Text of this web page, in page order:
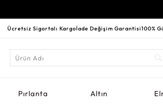
Ücretsiz Sigortalı Kargoİade Değişim Garantisi100%
Pırlanta Altın